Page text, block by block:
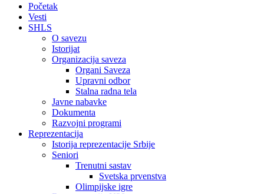
Početak
Vesti
SHLS
O savezu
Istorijat
Organizacija saveza
Organi Saveza
Upravni odbor
Stalna radna tela
Javne nabavke
Dokumenta
Razvojni programi
Reprezentacija
Istorija reprezentacije Srbije
Seniori
Trenutni sastav
Svetska prvenstva
Olimpijske igre